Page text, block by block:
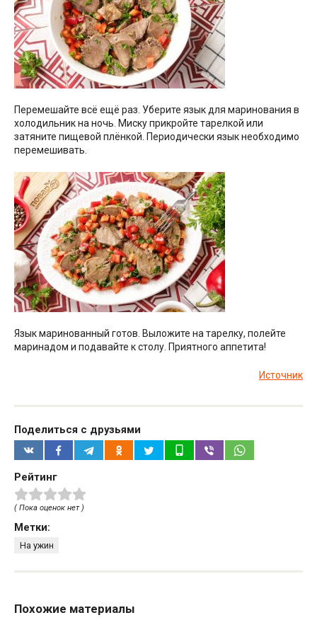
Перемешайте всё ещё раз. Уберите язык для маринования в
холодильник на ночь. Миску прикройте тарелкой или
затяните пищевой плёнкой. Периодически язык необходимо
перемешивать.
Язык маринованный готов. Выложите на тарелку, полейте
маринадом и подавайте к столу. Приятного аппетита!
Источник
Поделиться с друзьями
Рейтинг
( Пока оценок нет )
Метки:
На ужин
Похожие материалы